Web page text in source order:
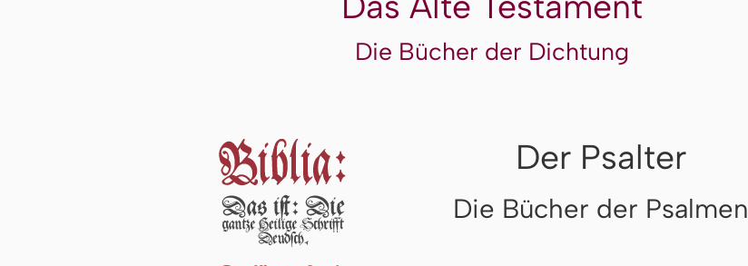
Die Bücher der Dichtung
Der Psalter
Die Bücher der Psalmen